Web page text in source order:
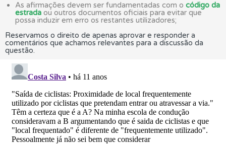
As afirmações devem ser fundamentadas com o código da
estrada ou outros documentos oficiais para evitar que
possa induzir em erro os restantes utilizadores;
Reservamos o direito de apenas aprovar e responder a
comentários que achamos relevantes para a discussão da
questão.